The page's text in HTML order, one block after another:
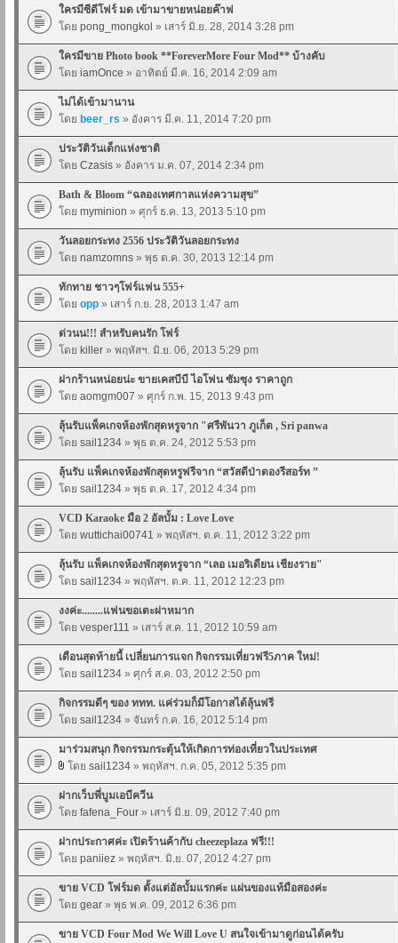
ใครมีซีดีโฟร์ มด เข้ามาขายหน่อยค๊าฟ
โดย pong_mongkol » เสาร์ มิ.ย. 28, 2014 3:28 pm
ใครมีขาย Photo book **ForeverMore Four Mod** บ้างคับ
โดย iamOnce » อาทิตย์ มี.ค. 16, 2014 2:09 am
ไม่ได้เข้ามานาน
โดย beer_rs » อังคาร มี.ค. 11, 2014 7:20 pm
ประวัติวันเด็กแห่งชาติ
โดย Czasis » อังคาร ม.ค. 07, 2014 2:34 pm
Bath & Bloom “ฉลองเทศกาลแห่งความสุข”
โดย myminion » ศุกร์ ธ.ค. 13, 2013 5:10 pm
วันลอยกระทง 2556 ประวัติวันลอยกระทง
โดย namzomns » พุธ ต.ค. 30, 2013 12:14 pm
ทักทาย ชาวๆโฟร์แฟน 555+
โดย opp » เสาร์ ก.ย. 28, 2013 1:47 am
ด่วนน!!! สำหรับคนรัก โฟร์
โดย killer » พฤหัสฯ. มิ.ย. 06, 2013 5:29 pm
ฝากร้านหน่อยน่ะ ขายเคสบีบี ไอโฟน ซัมซุง ราคาถูก
โดย aomgm007 » ศุกร์ ก.พ. 15, 2013 9:43 pm
ลุ้นรับแพ็คเกจห้องพักสุดหรูจาก "ศรีพันวา ภูเก็ต , Sri panwa
โดย sail1234 » พุธ ต.ค. 24, 2012 5:53 pm
ลุ้นรับ แพ็คเกจห้องพักสุดหรูฟรีจาก “สวัสดีป่าตองรีสอร์ท ”
โดย sail1234 » พุธ ต.ค. 17, 2012 4:34 pm
VCD Karaoke มือ 2 อัลบั้ม : Love Love
โดย wuttichai00741 » พฤหัสฯ. ต.ค. 11, 2012 3:22 pm
ลุ้นรับ แพ็คเกจห้องพักสุดหรูจาก “เลอ เมอริเดียน เชียงราย"
โดย sail1234 » พฤหัสฯ. ต.ค. 11, 2012 12:23 pm
งงค่ะ........แฟนขอเตะผ่าหมาก
โดย vesper111 » เสาร์ ส.ค. 11, 2012 10:59 am
เดือนสุดท้ายนี้ เปลี่ยนการแจก กิจกรรมเที่ยวฟรี5ภาค ใหม่!
โดย sail1234 » ศุกร์ ส.ค. 03, 2012 2:50 pm
กิจกรรมดีๆ ของ ททท. แค่ร่วมก็มีโอกาสได้ลุ้นฟรี
โดย sail1234 » จันทร์ ก.ค. 16, 2012 5:14 pm
มาร่วมสนุก กิจกรรมกระตุ้นให้เกิดการท่องเที่ยวในประเทศ
โดย sail1234 » พฤหัสฯ. ก.ค. 05, 2012 5:35 pm
ฝากเว็บพี่บูมเอบีควีน
โดย fafena_Four » เสาร์ มิ.ย. 09, 2012 7:40 pm
ฝากประกาศค่ะ เปิดร้านค้ากับ cheezeplaza ฟรี!!!
โดย paniiez » พฤหัสฯ. มิ.ย. 07, 2012 4:27 pm
ขาย VCD โฟร์มด ตั้งแต่อัลบั้มแรกค่ะ แผ่นของแท้มือสองค่ะ
โดย gear » พุธ พ.ค. 09, 2012 6:36 pm
ขาย VCD Four Mod We Will Love U สนใจเข้ามาดูก่อนได้ครับ